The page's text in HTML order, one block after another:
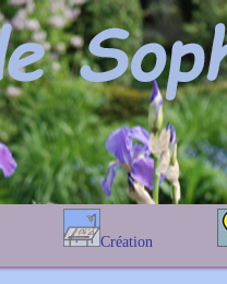
Création
Prairies fleuries